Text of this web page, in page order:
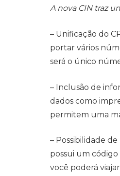
A nova CIN traz
– Unificação do
portar vários
será o único
– Inclusão de
dados como
permitem uma
– Possibilidade
possui um código
você poderá